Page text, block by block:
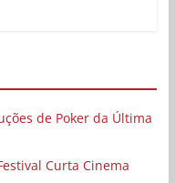
de Poker da Última
Curta Cinema